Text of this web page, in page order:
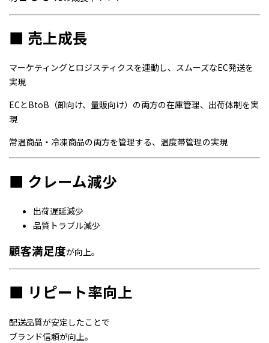
■ 売上成長
マーケティングとロジスティクスを連動し、スムーズなEC発送を
実現
ECとBtoB（卸向け、量販向け）の両方の在庫管理、出荷体制を実
現
常温商品・冷凍商品の両方を管理する、温度帯管理の実現
■ クレーム減少
出荷遅延減少
品質トラブル減少
顧客満足度が向上。
■ リピート率向上
配送品質が安定したことで
ブランド信頼が向上。